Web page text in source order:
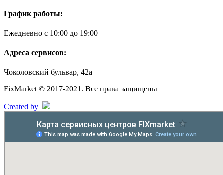
График работы:
Ежедневно с 10:00 до 19:00
Адреса сервисов:
Чоколовский бульвар, 42а
FixMarket © 2017-2021. Все права защищены
Created by